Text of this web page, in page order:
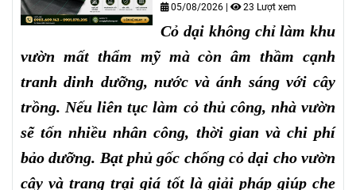
05/08/2026 | 23 Lượt xem
Cỏ dại không chỉ làm khu
vườn mất thẩm mỹ mà còn âm thầm cạnh
tranh dinh dưỡng, nước và ánh sáng với cây
trồng. Nếu liên tục làm cỏ thủ công, nhà vườn
sẽ tốn nhiều nhân công, thời gian và chi phí
bảo dưỡng. Bạt phủ gốc chống cỏ dại cho vườn
cây và trang trại giá tốt là giải pháp giúp che